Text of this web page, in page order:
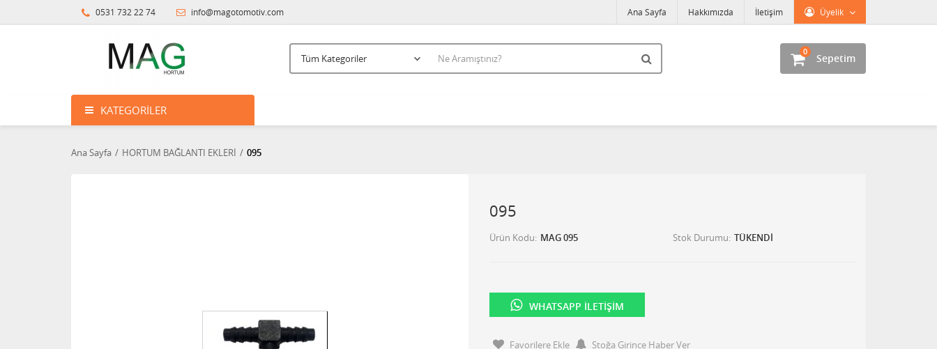
0531 732 22 74 info@magotomotiv.com Üyelik
Ana Sayfa Hakkımızda İletişim
Sepetim
0
KATEGORILER
Ana Sayfa HORTUM BAĞLANTI EKLERİ 095
095
Ürün Kodu MAG 095 Stok Durumu TÜKENDİ
WHATSAPP İLETIŞIM
Favorilere Ekle
Stoğa Girince Haber Ver